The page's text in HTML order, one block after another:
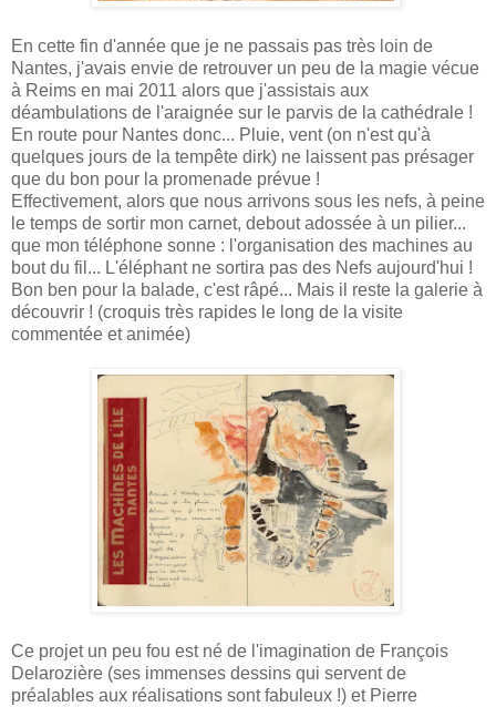
En cette fin d'année que je ne passais pas très loin de
Nantes, j'avais envie de retrouver un peu de la magie vécue
à Reims en mai 2011 alors que j'assistais aux
déambulations de l'araignée sur le parvis de la cathédrale !
En route pour Nantes donc... Pluie, vent (on n'est qu'à
quelques jours de la tempête dirk) ne laissent pas présager
que du bon pour la promenade prévue !
Effectivement, alors que nous arrivons sous les nefs, à peine
le temps de sortir mon carnet, debout adossée à un pilier...
que mon téléphone sonne : l'organisation des machines au
bout du fil... L'éléphant ne sortira pas des Nefs aujourd'hui !
Bon ben pour la balade, c'est râpé... Mais il reste la galerie à
découvrir ! (croquis très rapides le long de la visite
commentée et animée)
Ce projet un peu fou est né de l'imagination de François
Delarozière (ses immenses dessins qui servent de
préalables aux réalisations sont fabuleux !) et Pierre